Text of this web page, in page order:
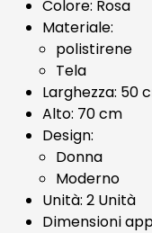
Colore: Rosa
Materiale:
polistirene
Tela
Larghezza: 50
Alto: 70 cm
Design:
Donna
Moderno
Unità: 2 Unità
Dimensioni